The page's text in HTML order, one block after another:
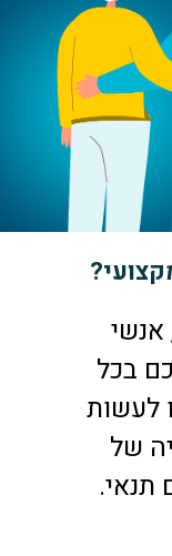
אנשי
בכל
לעשות
של
תנאי.